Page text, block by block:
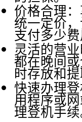
价格合理
统一定价
支付多少费
灵活的营
都在晚间
时存放和
快速办理
用程序或
理登机手